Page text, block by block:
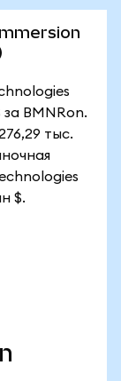
за BMNRon.
тыс.
$.